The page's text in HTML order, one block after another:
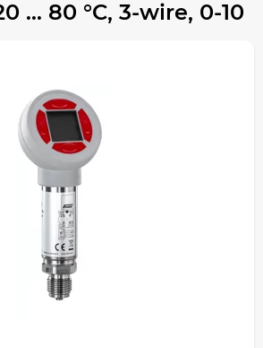
... 80 °C, 3-wire, 0-10